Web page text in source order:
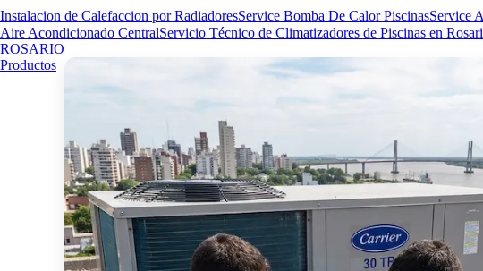
Instalacion de Calefaccion por RadiadoresService Bomba De Calor PiscinasService
Aire Acondicionado CentralServicio Técnico de Climatizadores de Piscinas en
ROSARIO
Productos